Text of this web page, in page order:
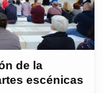
de la
escénicas